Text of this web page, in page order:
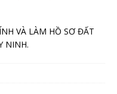
VÀ LÀM HỒ SƠ ĐẤT
NINH.